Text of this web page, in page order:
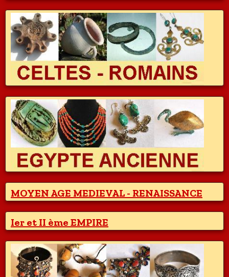
MOYEN AGE MEDIEVAL - RENAISSANCE
Ier et II ème EMPIRE